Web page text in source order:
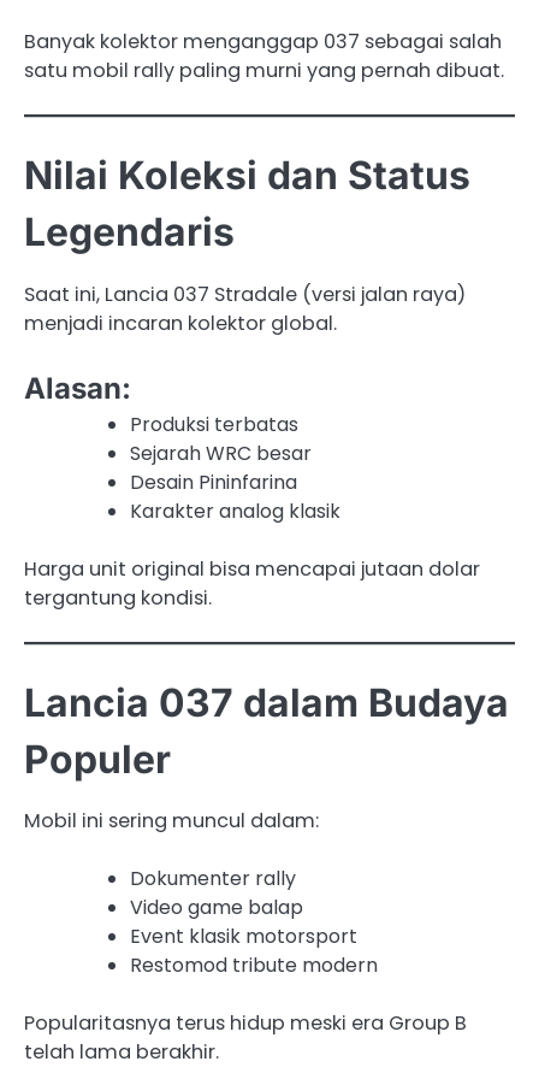
Banyak kolektor menganggap 037 sebagai salah
satu mobil rally paling murni yang pernah dibuat.
Nilai Koleksi dan Status
Legendaris
Saat ini, Lancia 037 Stradale (versi jalan raya)
menjadi incaran kolektor global.
Alasan:
Produksi terbatas
Sejarah WRC besar
Desain Pininfarina
Karakter analog klasik
Harga unit original bisa mencapai jutaan dolar
tergantung kondisi.
Lancia 037 dalam Budaya
Populer
Mobil ini sering muncul dalam:
Dokumenter rally
Video game balap
Event klasik motorsport
Restomod tribute modern
Popularitasnya terus hidup meski era Group B
telah lama berakhir.